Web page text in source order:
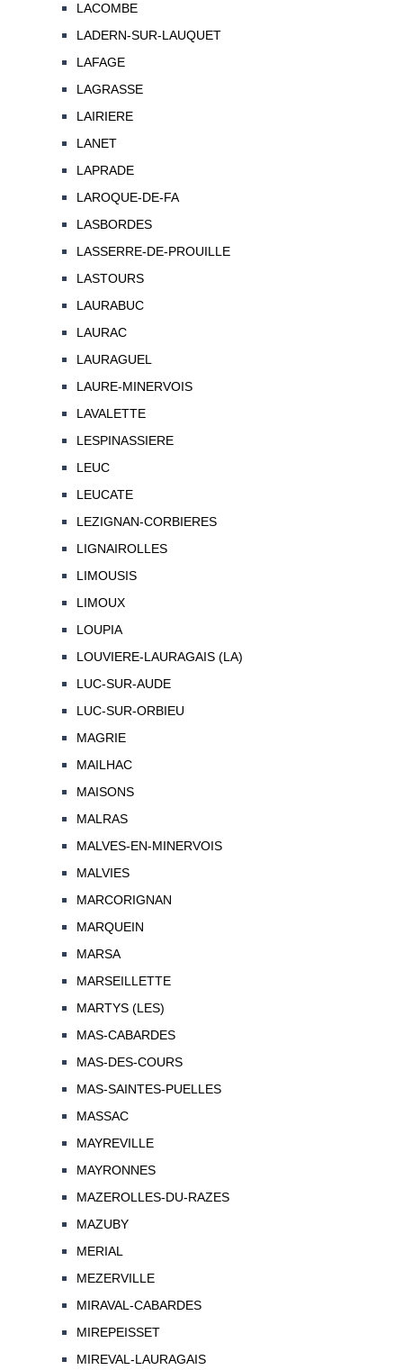
LACOMBE
LADERN-SUR-LAUQUET
LAFAGE
LAGRASSE
LAIRIERE
LANET
LAPRADE
LAROQUE-DE-FA
LASBORDES
LASSERRE-DE-PROUILLE
LASTOURS
LAURABUC
LAURAC
LAURAGUEL
LAURE-MINERVOIS
LAVALETTE
LESPINASSIERE
LEUC
LEUCATE
LEZIGNAN-CORBIERES
LIGNAIROLLES
LIMOUSIS
LIMOUX
LOUPIA
LOUVIERE-LAURAGAIS (LA)
LUC-SUR-AUDE
LUC-SUR-ORBIEU
MAGRIE
MAILHAC
MAISONS
MALRAS
MALVES-EN-MINERVOIS
MALVIES
MARCORIGNAN
MARQUEIN
MARSA
MARSEILLETTE
MARTYS (LES)
MAS-CABARDES
MAS-DES-COURS
MAS-SAINTES-PUELLES
MASSAC
MAYREVILLE
MAYRONNES
MAZEROLLES-DU-RAZES
MAZUBY
MERIAL
MEZERVILLE
MIRAVAL-CABARDES
MIREPEISSET
MIREVAL-LAURAGAIS